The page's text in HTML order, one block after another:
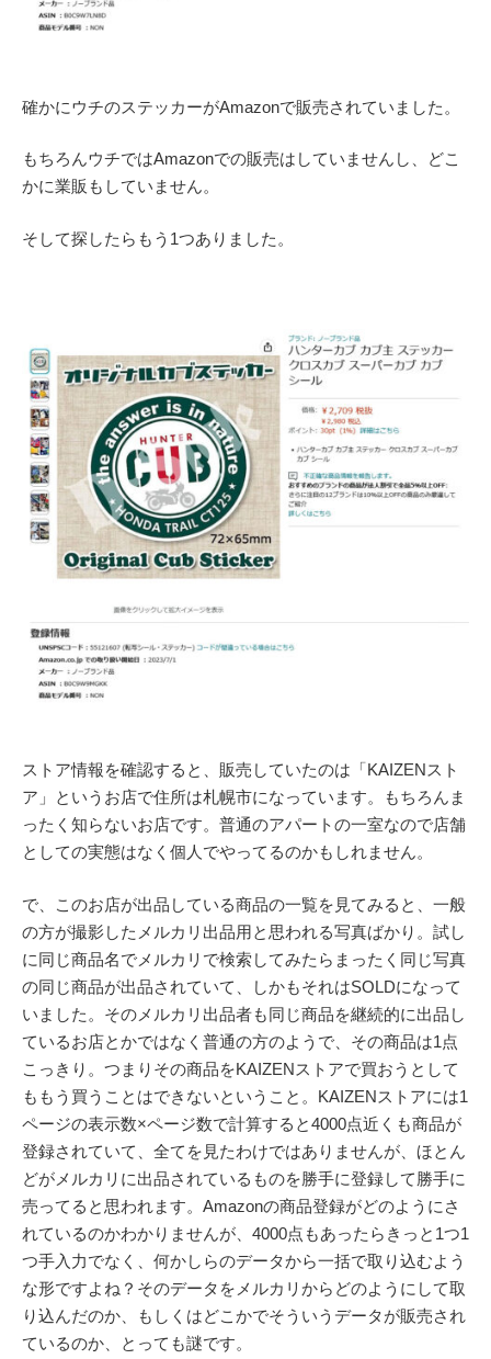
確かにウチのステッカーがAmazonで販売されていました。
もちろんウチではAmazonでの販売はしていませんし、どこ
かに業販もしていません。
そして探したらもう1つありました。
ストア情報を確認すると、販売していたのは「KAIZENスト
ア」というお店で住所は札幌市になっています。もちろんま
ったく知らないお店です。普通のアパートの一室なので店舗
としての実態はなく個人でやってるのかもしれません。
で、このお店が出品している商品の一覧を見てみると、一般
の方が撮影したメルカリ出品用と思われる写真ばかり。試し
に同じ商品名でメルカリで検索してみたらまったく同じ写真
の同じ商品が出品されていて、しかもそれはSOLDになって
いました。そのメルカリ出品者も同じ商品を継続的に出品し
ているお店とかではなく普通の方のようで、その商品は1点
こっきり。つまりその商品をKAIZENストアで買おうとして
ももう買うことはできないということ。KAIZENストアには1
ページの表示数×ページ数で計算すると4000点近くも商品が
登録されていて、全てを見たわけではありませんが、ほとん
どがメルカリに出品されているものを勝手に登録して勝手に
売ってると思われます。Amazonの商品登録がどのようにさ
れているのかわかりませんが、4000点もあったらきっと1つ1
つ手入力でなく、何かしらのデータから一括で取り込むよう
な形ですよね？そのデータをメルカリからどのようにして取
り込んだのか、もしくはどこかでそういうデータが販売され
ているのか、とっても謎です。